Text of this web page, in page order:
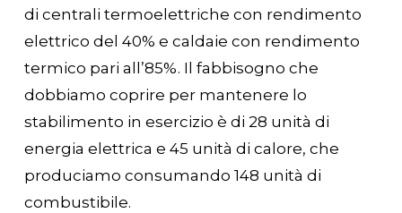
di centrali termoelettriche con rendimento
elettrico del 40% e caldaie con rendimento
termico pari all’85%. Il fabbisogno che
dobbiamo coprire per mantenere lo
stabilimento in esercizio è di 28 unità di
energia elettrica e 45 unità di calore, che
produciamo consumando 148 unità di
combustibile.